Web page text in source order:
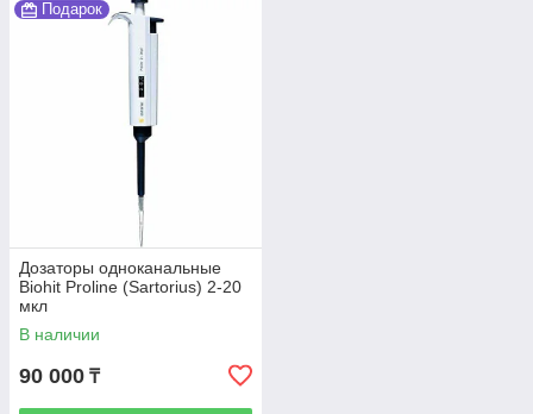
Подарок
Дозаторы одноканальные
Biohit Proline (Sartorius) 2-20
мкл
В наличии
90 000 ₸